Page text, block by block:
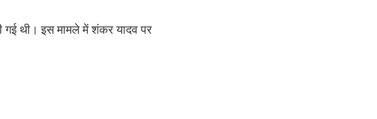
गई थी। इस मामले में शंकर यादव पर